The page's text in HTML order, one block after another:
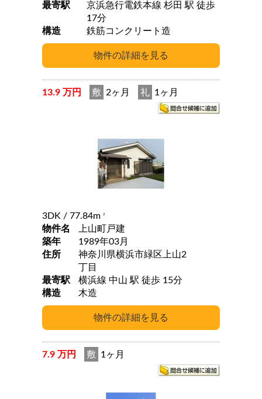
最寄駅
京浜急行電鉄本線 杉田 駅 徒歩
17分
構造
鉄筋コンクリート造
13.9 万円 敷 2ヶ月 礼 1ヶ月
3DK / 77.84m 2
物件名
上山町戸建
築年
1989年03月
住所
神奈川県横浜市緑区上山2
丁目
最寄駅
横浜線 中山 駅 徒歩 15分
構造
木造
7.9 万円 敷 1ヶ月